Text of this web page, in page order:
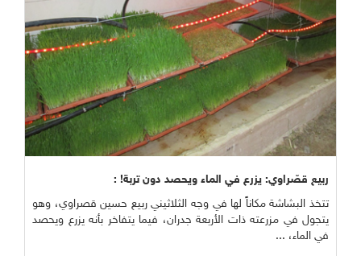
ربيع قصّراوي: يزرع في الماء ويحصد دون تربة! :
تتخذ البشاشة مكاناً لها في وجه الثلاثيني ربيع حسين قصراوي، وهو
يتجول في مزرعته ذات الأربعة جدران، فيما يتفاخر بأنه يزرع ويحصد
في الماء، ...